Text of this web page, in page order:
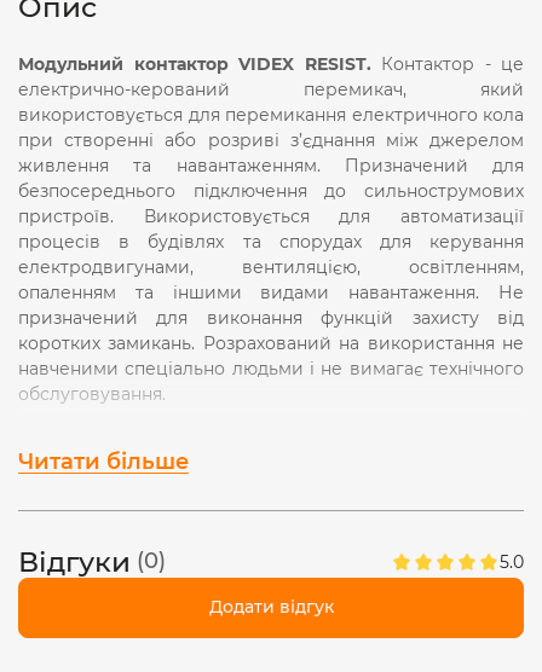
Опис
Модульний контактор VIDEX RESIST. Контактор - це
електрично-керований перемикач, який
використовується для перемикання електричного кола
при створенні або
розриві з’єднання між джерелом
живлення та навантаженням.
Призначений для
безпосереднього підключення до сильнострумових
пристроїв. Використовується для автоматизації
процесів в
будівлях та спорудах для керування
електродвигунами, вентиляцією, освітленням,
опаленням та іншими видами навантаження. Не
призначений для виконання функцій захисту від
коротких замикань. Розрахований на використання не
навченими спеціально людьми і не вимагає технічного
обслуговування.
поліаміду
марки VO
Відповідає стандарту ДСТУ EN 61095:2014. Не містить
побутовими відходами.
Читати більше
Відгуки (0) 5.0
Додати відгук